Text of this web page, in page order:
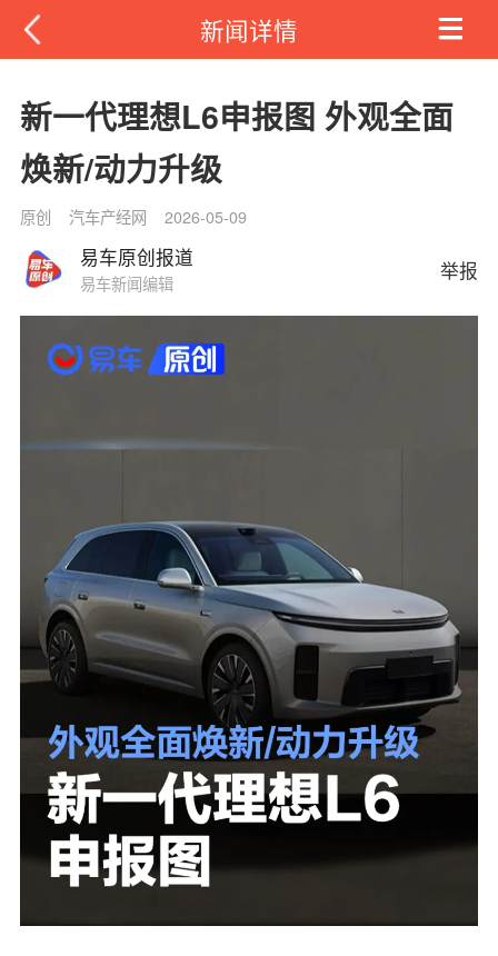
新闻详情
新一代理想L6申报图 外观全面
焕新/动力升级
原创 汽车产经网 2026-05-09
易车原创报道
易车新闻编辑
举报